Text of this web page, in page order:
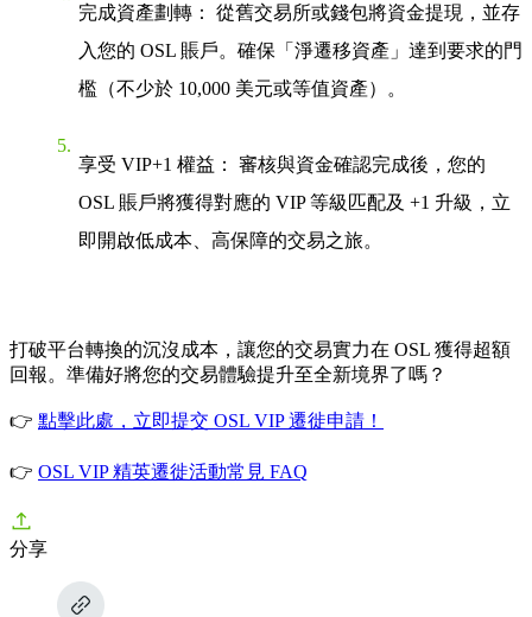
完成資產劃轉：
從舊交易所或錢包將資金提現，並存
入您的 OSL 賬戶。確保「淨遷移資產」達到要求的門
檻（不少於 10,000 美元或等值資產）。
享受 VIP+1 權益：
審核與資金確認完成後，您的
OSL 賬戶將獲得對應的 VIP 等級匹配及 +1 升級，立
即開啟低成本、高保障的交易之旅。
打破平台轉換的沉沒成本，讓您的交易實力在 OSL 獲得超額
回報。準備好將您的交易體驗提升至全新境界了嗎？
👉 點擊此處，立即提交 OSL VIP 遷徙申請！
👉 OSL VIP 精英遷徙活動常見 FAQ
分享